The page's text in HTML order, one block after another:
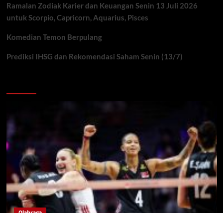
Ramalan Zodiak Karier dan Keuangan Senin 13 Juli 2026
untuk Scorpio, Capricorn, Aquarius, Pisces
Komedian Temon Berpulang
Prediksi IHSG dan Rekomendasi Saham Senin (13/7)